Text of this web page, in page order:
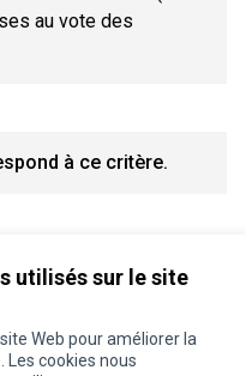
utilisés sur le site
Web pour améliorer la
cookies nous
au vote des
à ce critère.